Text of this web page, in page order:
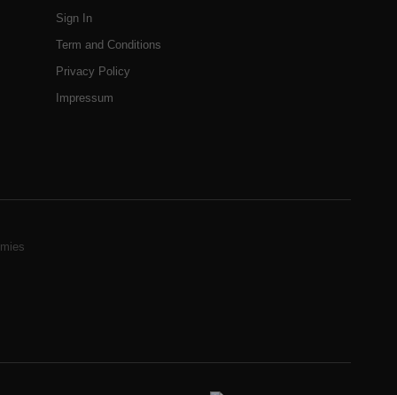
Sign In
Term and Conditions
Privacy Policy
Impressum